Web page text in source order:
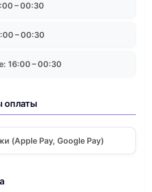
– 00:30
– 00:30
16:00 – 00:30
оплаты
(Apple Pay, Google Pay)